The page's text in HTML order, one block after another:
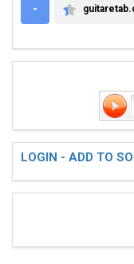
-
LOGIN - ADD TO